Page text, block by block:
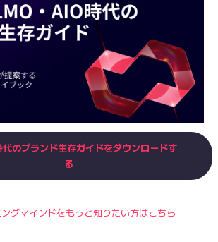
のブランド生存ガイドをダウンロードす
る
グマインドをもっと知りたい方はこちら